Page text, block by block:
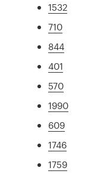
1532
710
844
401
570
1990
609
1746
1759